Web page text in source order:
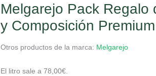
Melgarejo Pack
y Composición
Otros productos de la marca: Melgarejo
El litro sale a 78,00€.